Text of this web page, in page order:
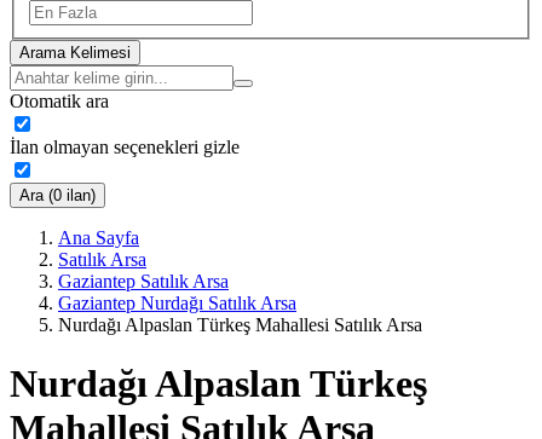
Arama Kelimesi
Otomatik ara
İlan olmayan seçenekleri gizle
Ara (0 ilan)
Ana Sayfa
Satılık Arsa
Gaziantep Satılık Arsa
Gaziantep Nurdağı Satılık Arsa
Nurdağı Alpaslan Türkeş Mahallesi Satılık Arsa
Nurdağı Alpaslan Türkeş
Mahallesi Satılık Arsa